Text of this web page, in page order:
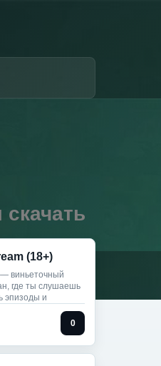
(18+)
виньеточный
где ты слушаешь
эпизоды и
0